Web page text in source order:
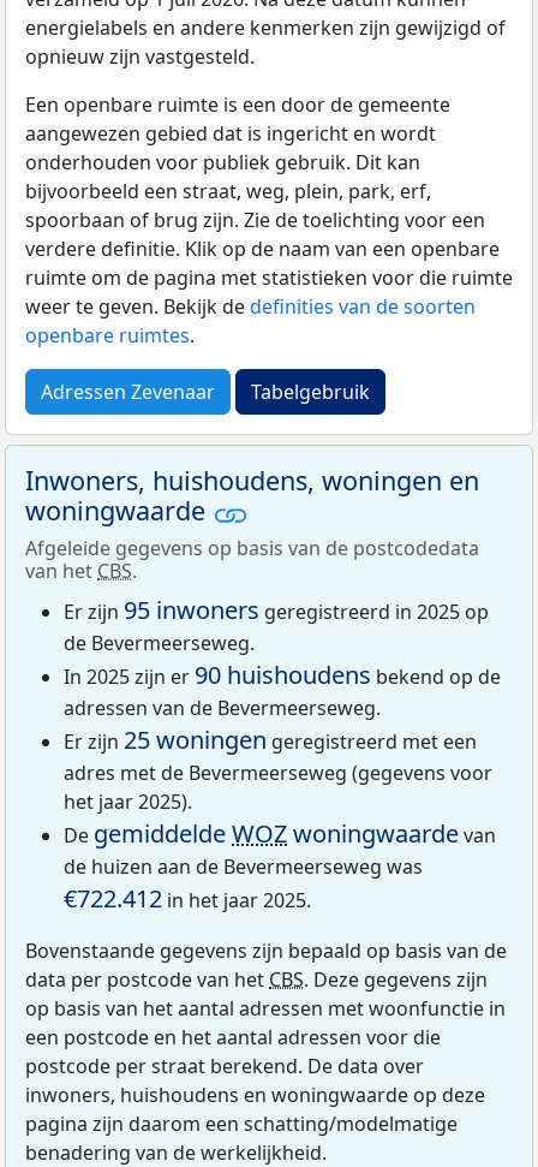
energielabels en andere kenmerken zijn gewijzigd of
opnieuw zijn vastgesteld.
Een openbare ruimte is een door de gemeente
aangewezen gebied dat is ingericht en wordt
onderhouden voor publiek gebruik. Dit kan
bijvoorbeeld een straat, weg, plein, park, erf,
spoorbaan of brug zijn. Zie de toelichting voor een
verdere definitie. Klik op de naam van een openbare
ruimte om de pagina met statistieken voor die ruimte
weer te geven. Bekijk dedefinities van de soorten
openbare ruimtes.
Adressen Zevenaar Tabelgebruik
Inwoners, huishoudens, woningen en
woningwaarde
Afgeleide gegevens op basis van de postcodedata
van het CBS.
Er zijn 95 inwoners geregistreerd in 2025 op
de Bevermeerseweg.
In 2025 zijn er 90 huishoudens bekend op de
adressen van de Bevermeerseweg.
Er zijn 25 woningen geregistreerd met een
adres met de Bevermeerseweg (gegevens voor
het jaar 2025).
De gemiddeldeWOZwoningwaardevan
de huizen aan de Bevermeerseweg was
€722.412 in het jaar 2025.
Bovenstaande gegevens zijn bepaald op basis van de
data per postcode van het CBS. Deze gegevens zijn
op basis van het aantal adressen met woonfunctie in
een postcode en het aantal adressen voor die
postcode per straat berekend. De data over
inwoners, huishoudens en woningwaarde op deze
pagina zijn daarom een schatting/modelmatige
benadering van de werkelijkheid.